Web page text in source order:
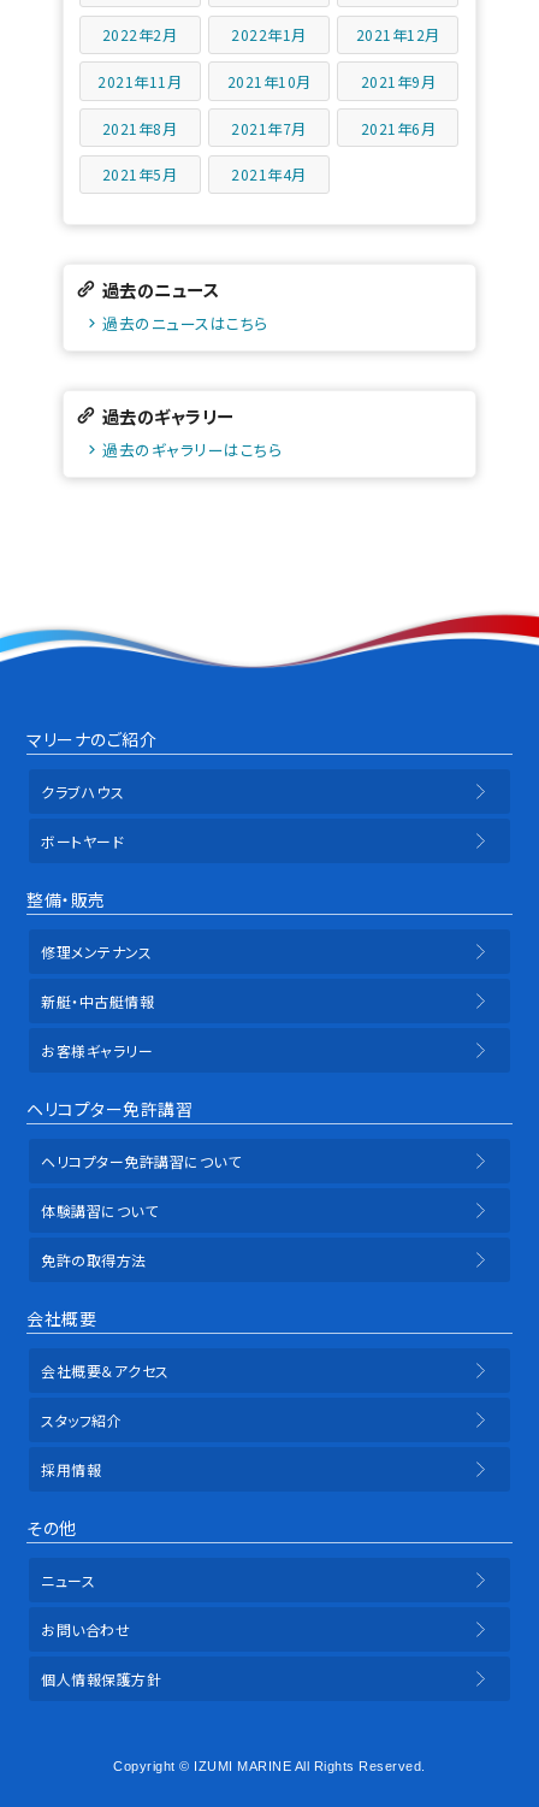
2022年2月 2022年1月 2021年12月
2021年11月 2021年10月 2021年9月
2021年8月 2021年7月 2021年6月
2021年5月 2021年4月
過去のニュース
過去のニュースはこちら
過去のギャラリー
過去のギャラリーはこちら
マリーナのご紹介
クラブハウス
ボートヤード
整備・販売
修理メンテナンス
新艇・中古艇情報
お客様ギャラリー
ヘリコプター免許講習
ヘリコプター免許講習について
体験講習について
免許の取得方法
会社概要
会社概要＆アクセス
スタッフ紹介
採用情報
その他
ニュース
お問い合わせ
個人情報保護方針
Copyright © IZUMI MARINE All Rights Reserved.